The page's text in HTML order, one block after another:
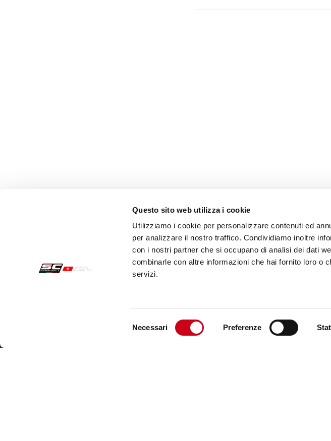
Questo sito web utilizza i cookie
Utilizziamo i cookie per personalizzare contenuti ed
per analizzare il nostro traffico. Condividiamo inoltre
con i nostri partner che si occupano di analisi dei dati
combinarle con altre informazioni che hai fornito loro o
servizi.
Necessari Preferenze
Customer care